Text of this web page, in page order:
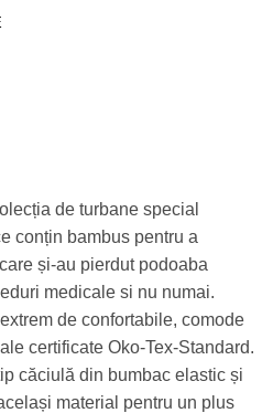
de turbane special
conțin bambus pentru a
și-au pierdut podoaba
medicale si nu numai.
de confortabile, comode
certificate Oko-Tex-Standard.
căciulă din bumbac elastic și
material pentru un plus